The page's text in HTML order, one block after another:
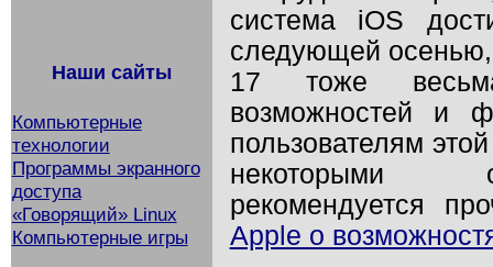
Наши сайты
Компьютерные
технологии
Программы экранного
доступа
«Говорящий» Linux
Компьютерные игры
система iOS
следующей
17 тоже
возможностей и
пользователям
некоторыми
рекомендуется
Apple о